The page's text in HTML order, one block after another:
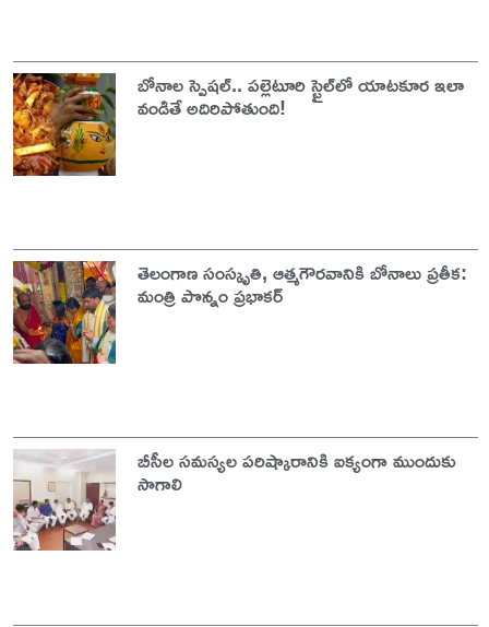
బోనాల స్పెషల్.. పల్లెటూరి స్టైల్‌లో యాటకూర ఇలా
వండితే అదిరిపోతుంది!
తెలంగాణ సంస్కృతి, ఆత్మగౌరవానికి బోనాలు ప్రతీక:
మంత్రి పొన్నం ప్రభాకర్
బీసీల సమస్యల పరిష్కారానికి ఐక్యంగా ముందుకు
సాగాలి